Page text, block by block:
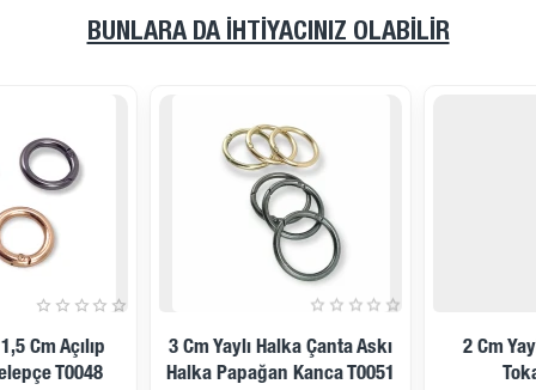
BUNLARA DA İHTIYACINIZ OLABILIR
3 Cm Yaylı Halka Çanta Askı
Halka Papağan Kanca T0051
2 Cm Yaylı Halka Çanta
Tokası T0049